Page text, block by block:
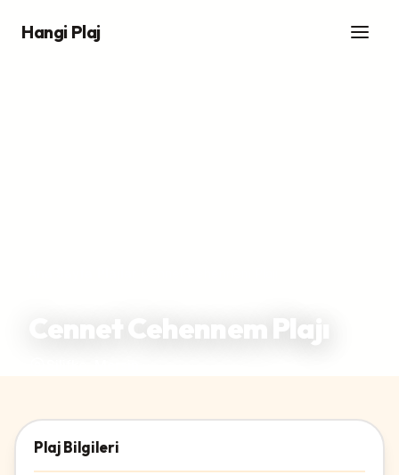
Hangi Plaj
Cennet Cehennem Plajı
Plaj Bilgileri